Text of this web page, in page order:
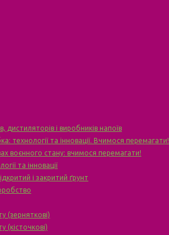
і виробників напоїв
технології та інновації. Вчимося перемагати!
воєнного стану: вчимося перемагати!
та інновації
і закритий ґрунт
(зерняткові)
(кісточкові)